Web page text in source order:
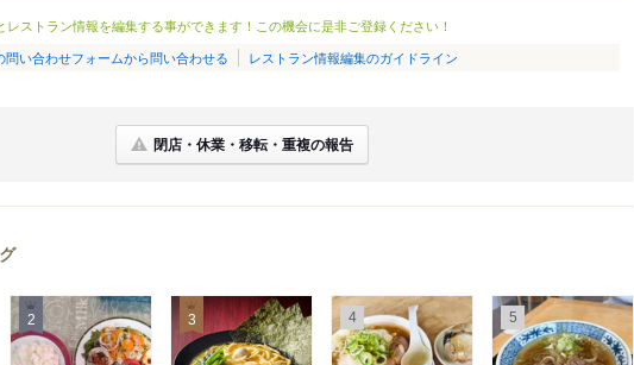
ストラン情報を編集する事ができます！この機会に是非ご登録ください！
問い合わせフォームから問い合わせる レストラン情報編集のガイドライン
閉店・休業・移転・重複の報告
2 3 4 5